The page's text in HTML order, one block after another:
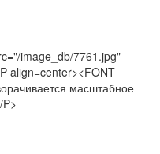
image_db/7761.jpg"
align=center><FONT
масштабное